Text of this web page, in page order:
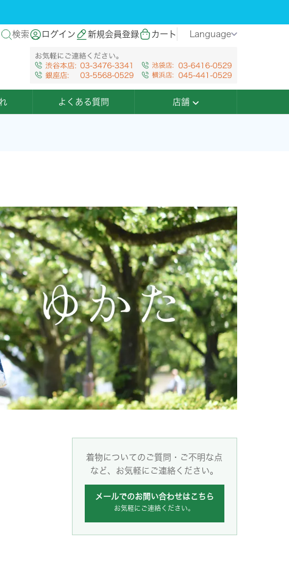
検索 ログイン 新規会員登録 カート Language
よくある質問 店舗
着物についてのご質問・ご不明な点
など、お気軽にご連絡ください。
メールでのお間い合わせはこちら
お気軽にご連絡ください。